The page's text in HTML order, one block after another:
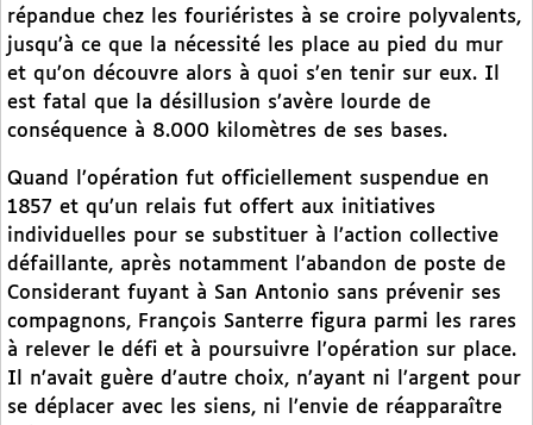
répandue chez les fouriéristes à se croire polyvalents,
jusqu’à ce que la nécessité les place au pied du mur
et qu’on découvre alors à quoi s’en tenir sur eux. Il
est fatal que la désillusion s’avère lourde de
conséquence à 8.000 kilomètres de ses bases.
Quand l’opération fut officiellement suspendue en
1857 et qu’un relais fut offert aux initiatives
individuelles pour se substituer à l’action collective
défaillante, après notamment l’abandon de poste de
Considerant fuyant à San Antonio sans prévenir ses
compagnons, François Santerre figura parmi les rares
à relever le défi et à poursuivre l’opération sur place.
Il n’avait guère d’autre choix, n’ayant ni l’argent pour
se déplacer avec les siens, ni l’envie de réapparaître